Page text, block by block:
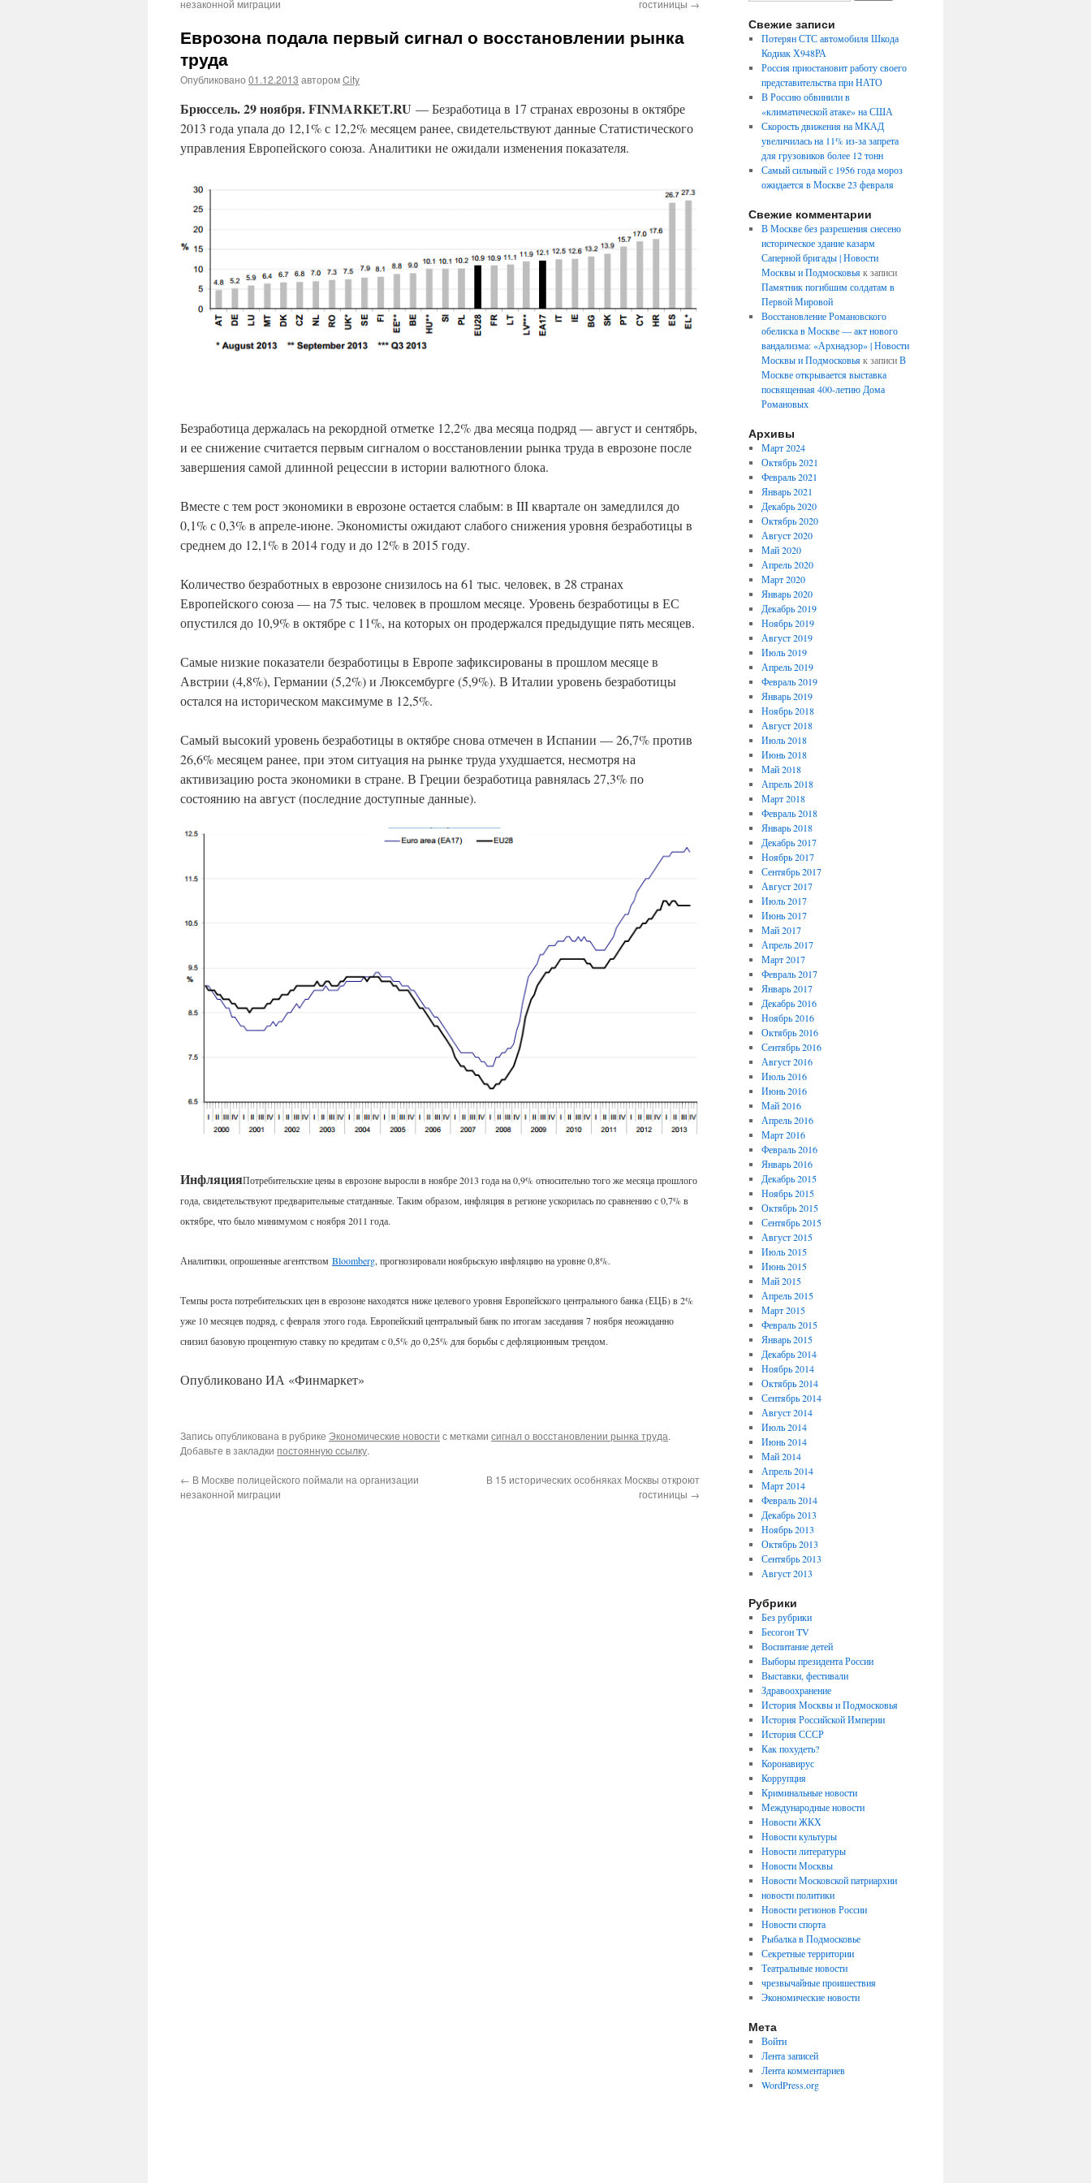
незаконной миграции
гостиницы →
Еврозона подала первый сигнал о восстановлении рынка
труда
Опубликовано 01.12.2013 авторомCity
Брюссель. 29 ноября. FINMARKET.RU — Безработица в 17 странах еврозоны в октябре
2013 года упала до 12,1% с 12,2% месяцем ранее, свидетельствуют данные Статистического
управления Европейского союза. Аналитики не ожидали изменения показателя.
Безработица держалась на рекордной отметке 12,2% два месяца подряд — август и сентябрь,
и ее снижение считается первым сигналом о восстановлении рынка труда в еврозоне после
завершения самой длинной рецессии в истории валютного блока.
Вместе с тем рост экономики в еврозоне остается слабым: в III квартале он замедлился до
0,1% с 0,3% в апреле-июне. Экономисты ожидают слабого снижения уровня безработицы в
среднем до 12,1% в 2014 году и до 12% в 2015 году.
Количество безработных в еврозоне снизилось на 61 тыс. человек, в 28 странах
Европейского союза — на 75 тыс. человек в прошлом месяце. Уровень безработицы в ЕС
опустился до 10,9% в октябре с 11%, на которых он продержался предыдущие пять месяцев.
Самые низкие показатели безработицы в Европе зафиксированы в прошлом месяце в
Австрии (4,8%), Германии (5,2%) и Люксембурге (5,9%). В Италии уровень безработицы
остался на историческом максимуме в 12,5%.
Самый высокий уровень безработицы в октябре снова отмечен в Испании — 26,7% против
26,6% месяцем ранее, при этом ситуация на рынке труда ухудшается, несмотря на
активизацию роста экономики в стране. В Греции безработица равнялась 27,3% по
состоянию на август (последние доступные данные).
ИнфляцияПотребительские цены в еврозоне выросли в ноябре 2013 года на 0,9% относительно того же месяца прошлого
года, свидетельствуют предварительные статданные. Таким образом, инфляция в регионе ускорилась по сравнению с 0,7% в
октябре, что было минимумом с ноября 2011 года.
Аналитики, опрошенные агентством Bloomberg, прогнозировали ноябрьскую инфляцию на уровне 0,8%.
Темпы роста потребительских цен в еврозоне находятся ниже целевого уровня Европейского центрального банка (ЕЦБ) в 2%
уже 10 месяцев подряд, с февраля этого года. Европейский центральный банк по итогам заседания 7 ноября неожиданно
снизил базовую процентную ставку по кредитам с 0,5% до 0,25% для борьбы с дефляционным трендом.
Опубликовано ИА «Финмаркет»
Запись опубликована в рубрике Экономические новости с метками сигнал о восстановлении рынка труда.
Добавьте в закладки постоянную ссылку.
← В Москве полицейского поймали на организации
незаконной миграции
В 15 исторических особняках Москвы откроют
гостиницы →
Свежие записи
Потерян СТС автомобиля Шкода
Кодиак Х948РА
Россия приостановит работу своего
представительства при НАТО
В Россию обвинили в
«климатической атаке» на США
Скорость движения на МКАД
увеличилась на 11% из-за запрета
для грузовиков более 12 тонн
Самый сильный с 1956 года мороз
ожидается в Москве 23 февраля
Свежие комментарии
В Москве без разрешения снесено
историческое здание казарм
Саперной бригады | Новости
Москвы и Подмосковьяк записи
Памятник погибшим солдатам в
Первой Мировой
Восстановление Романовского
обелиска в Москве — акт нового
вандализма: «Архнадзор» | Новости
Москвы и Подмосковьяк записиВ
Москве открывается выставка
посвященная 400-летию Дома
Романовых
Архивы
Март 2024
Октябрь 2021
Февраль 2021
Январь 2021
Декабрь 2020
Октябрь 2020
Август 2020
Май 2020
Апрель 2020
Март 2020
Январь 2020
Декабрь 2019
Ноябрь 2019
Август 2019
Июль 2019
Апрель 2019
Февраль 2019
Январь 2019
Ноябрь 2018
Август 2018
Июль 2018
Июнь 2018
Май 2018
Апрель 2018
Март 2018
Февраль 2018
Январь 2018
Декабрь 2017
Ноябрь 2017
Сентябрь 2017
Август 2017
Июль 2017
Июнь 2017
Май 2017
Апрель 2017
Март 2017
Февраль 2017
Январь 2017
Декабрь 2016
Ноябрь 2016
Октябрь 2016
Сентябрь 2016
Август 2016
Июль 2016
Июнь 2016
Май 2016
Апрель 2016
Март 2016
Февраль 2016
Январь 2016
Декабрь 2015
Ноябрь 2015
Октябрь 2015
Сентябрь 2015
Август 2015
Июль 2015
Июнь 2015
Май 2015
Апрель 2015
Март 2015
Февраль 2015
Январь 2015
Декабрь 2014
Ноябрь 2014
Октябрь 2014
Сентябрь 2014
Август 2014
Июль 2014
Июнь 2014
Май 2014
Апрель 2014
Март 2014
Февраль 2014
Декабрь 2013
Ноябрь 2013
Октябрь 2013
Сентябрь 2013
Август 2013
Рубрики
Без рубрики
Бесогон TV
Воспитание детей
Выборы президента России
Выставки, фестивали
Здравоохранение
История Москвы и Подмосковья
История Российской Империи
История СССР
Как похудеть?
Коронавирус
Коррупция
Криминальные новости
Международные новости
Новости ЖКХ
Новости культуры
Новости литературы
Новости Москвы
Новости Московской патриархии
новости политики
Новости регионов России
Новости спорта
Рыбалка в Подмосковье
Секретные территории
Театральные новости
чрезвычайные проишествия
Экономические новости
Мета
Войти
Лента записей
Лента комментариев
WordPress.org